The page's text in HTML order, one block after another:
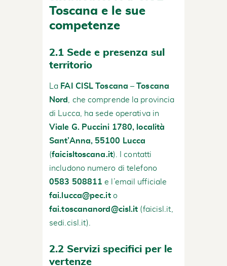
Toscana e le sue
competenze
2.1 Sede e presenza sul
territorio
La FAI CISL Toscana – Toscana
Nord
, che comprende la provincia
di Lucca, ha sede operativa in
Viale G. Puccini 1780, località
Sant’Anna, 55100 Lucca
(faicisltoscana.it). I contatti
includono numero di telefono
0583 508811 e l’email ufficiale
fai.lucca@pec.ito
fai.toscananord@cisl.it (faicisl.it
sedi.cisl.it).
2.2 Servizi specifici per le
vertenze